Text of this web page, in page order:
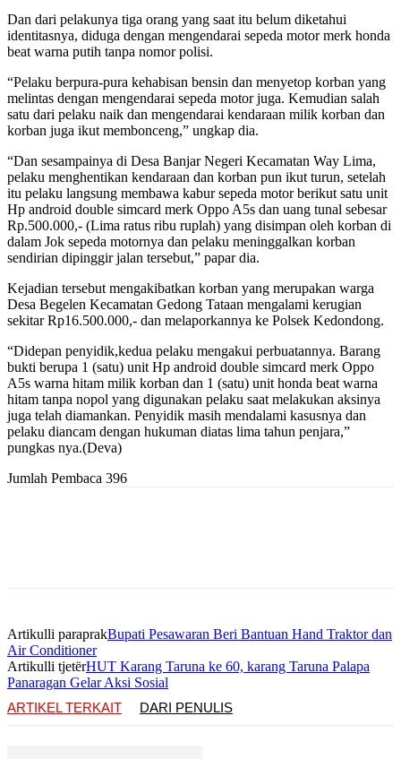
Dan dari pelakunya tiga orang yang saat itu belum diketahui
identitasnya, diduga dengan mengendarai sepeda motor merk honda
beat warna putih tanpa nomor polisi.
“Pelaku berpura-pura kehabisan bensin dan menyetop korban yang
melintas dengan mengendarai sepeda motor juga. Kemudian salah
satu dari pelaku naik dan mengendarai kendaraan milik korban dan
korban juga ikut membonceng,” ungkap dia.
“Dan sesampainya di Desa Banjar Negeri Kecamatan Way Lima,
pelaku menghentikan kendaraan dan korban pun ikut turun, setelah
itu pelaku langsung membawa kabur sepeda motor berikut satu unit
Hp android double simcard merk Oppo A5s dan uang tunal sebesar
Rp.500.000,- (Lima ratus ribu ruplah) yang disimpan oleh korban di
dalam Jok sepeda motornya dan pelaku meninggalkan korban
sendirian dipinggir jalan tersebut,” papar dia.
Kejadian tersebut mengakibatkan korban yang merupakan warga
Desa Begelen Kecamatan Gedong Tataan mengalami kerugian
sekitar Rp16.500.000,- dan melaporkannya ke Polsek Kedondong.
“Didepan penyidik,kedua pelaku mengakui perbuatannya. Barang
bukti berupa 1 (satu) unit Hp android double simcard merk Oppo
A5s warna hitam milik korban dan 1 (satu) unit honda beat warna
hitam tanpa nopol yang digunakan pelaku saat melakukan aksinya
juga telah diamankan. Penyidik masih mendalami kasusnya dan
pelaku diancam dengan hukuman diatas lima tahun penjara,”
pungkas nya.(Deva)
Jumlah Pembaca 396
Artikulli paraprakBupati Pesawaran Beri Bantuan Hand Traktor dan
Air Conditioner
Artikulli tjetërHUT Karang Taruna ke 60, karang Taruna Palapa
Panaragan Gelar Aksi Sosial
ARTIKEL TERKAIT
DARI PENULIS